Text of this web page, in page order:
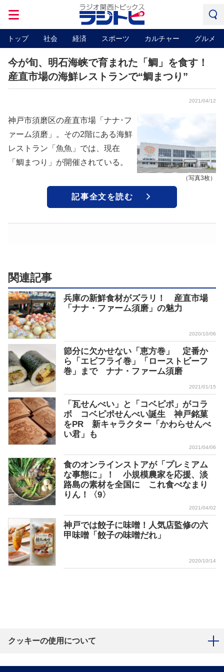
トップ 社会 経済 スポーツ カルチャー グルメ
今が旬、明石海峡で育まれた「鯛」を食す！
産直市場の海鮮レストランで“鯛まつり”
2021/04/12
（写真3枚）
神戸市須磨区の産直市場「ナナ･フ
ァーム須磨」。その2階にある海鮮
レストラン「魚魚」では、現在
「鯛まつり」が開催されている。
記事全文を読む
関連記事
兵庫の新鮮食材がズラリ！ 産直市場
「ナナ・ファーム須磨」の魅力
2020/10/06
節分に欠かせない「恵方巻」 定番か
ら「エビフライ巻」「ローストビーフ
巻」まで ナナ・ファーム須磨
2021/01/15
「瓦せんべい」と「コベピポ」がコラ
ボ コベピポせんべい誕生 神戸銘菓
をPR 新キャラクター「かわらせんべ
い君」も
2021/04/06
食のオンラインストアが「プレミアム
な事態に」！ 小規模農家を応援、淡
路島の素材を全国に これ食べなまり
りん！〈9〉
2021/04/02
神戸では餃子に味噌！人気店監修の六
甲味噌「餃子の味噌だれ」
2020/10/14
クッキーの使用について